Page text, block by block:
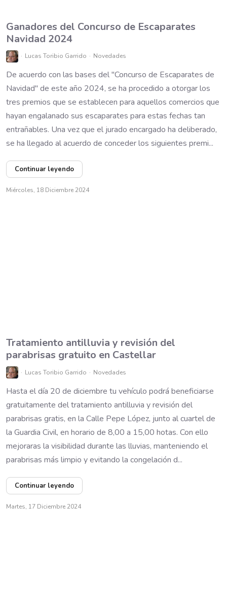
Ganadores del Concurso de Escaparates
Navidad 2024
Lucas Toribio Garrido Novedades
De acuerdo con las bases del "Concurso de Escaparates de
Navidad" de este año 2024, se ha procedido a otorgar los
tres premios que se establecen para aquellos comercios que
hayan engalanado sus escaparates para estas fechas tan
entrañables. Una vez que el jurado encargado ha deliberado,
se ha llegado al acuerdo de conceder los siguientes premi...
Continuar leyendo
Miércoles, 18 Diciembre 2024
Tratamiento antilluvia y revisión del
parabrisas gratuito en Castellar
Lucas Toribio Garrido Novedades
Hasta el día 20 de diciembre tu vehículo podrá beneficiarse
gratuitamente del tratamiento antilluvia y revisión del
parabrisas gratis, en la Calle Pepe López, junto al cuartel de
la Guardia Civil, en horario de 8,00 a 15,00 hotas. Con ello
mejoraras la visibilidad durante las lluvias, manteniendo el
parabrisas más limpio y evitando la congelación d...
Continuar leyendo
Martes, 17 Diciembre 2024